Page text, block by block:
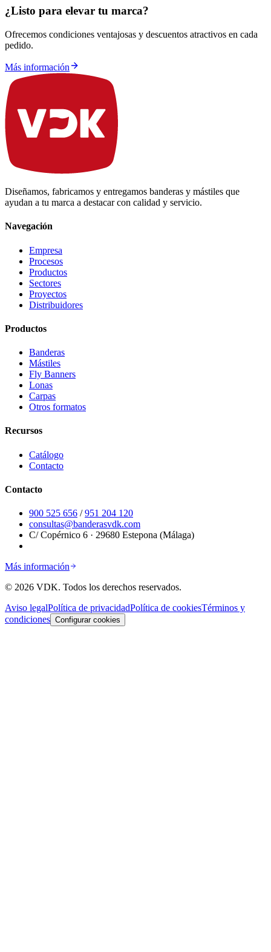
¿Listo para elevar tu marca?
Ofrecemos condiciones ventajosas y descuentos atractivos en cada
pedido.
Más información
Diseñamos, fabricamos y entregamos banderas y mástiles que
ayudan a tu marca a destacar con calidad y servicio.
Navegación
Empresa
Procesos
Productos
Sectores
Proyectos
Distribuidores
Productos
Banderas
Mástiles
Fly Banners
Lonas
Carpas
Otros formatos
Recursos
Catálogo
Contacto
Contacto
900 525 656 / 951 204 120
consultas@banderasvdk.com
C/ Copérnico 6 · 29680 Estepona (Málaga)
Más información
© 2026 VDK. Todos los derechos reservados.
Aviso legalPolítica de privacidadPolítica de cookiesTérminos y
condiciones Configurar cookies